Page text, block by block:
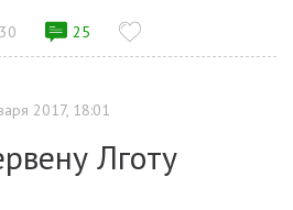
25
2017, 18:01
Лготу